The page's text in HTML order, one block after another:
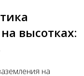
высотках:
на